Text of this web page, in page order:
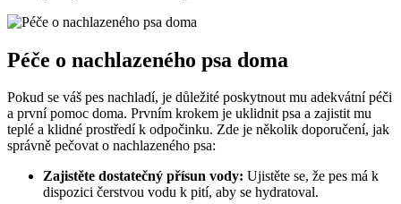
Péče o nachlazeného psa doma
Pokud se váš pes nachladí, je důležité poskytnout mu adekvátní péči
a první pomoc doma. Prvním krokem je uklidnit psa a zajistit mu
teplé a klidné prostředí k odpočinku. Zde je několik doporučení, jak
správně pečovat o nachlazeného psa:
Zajistěte dostatečný přísun vody: Ujistěte se, že pes má k
dispozici čerstvou vodu k pití, aby se hydratoval.